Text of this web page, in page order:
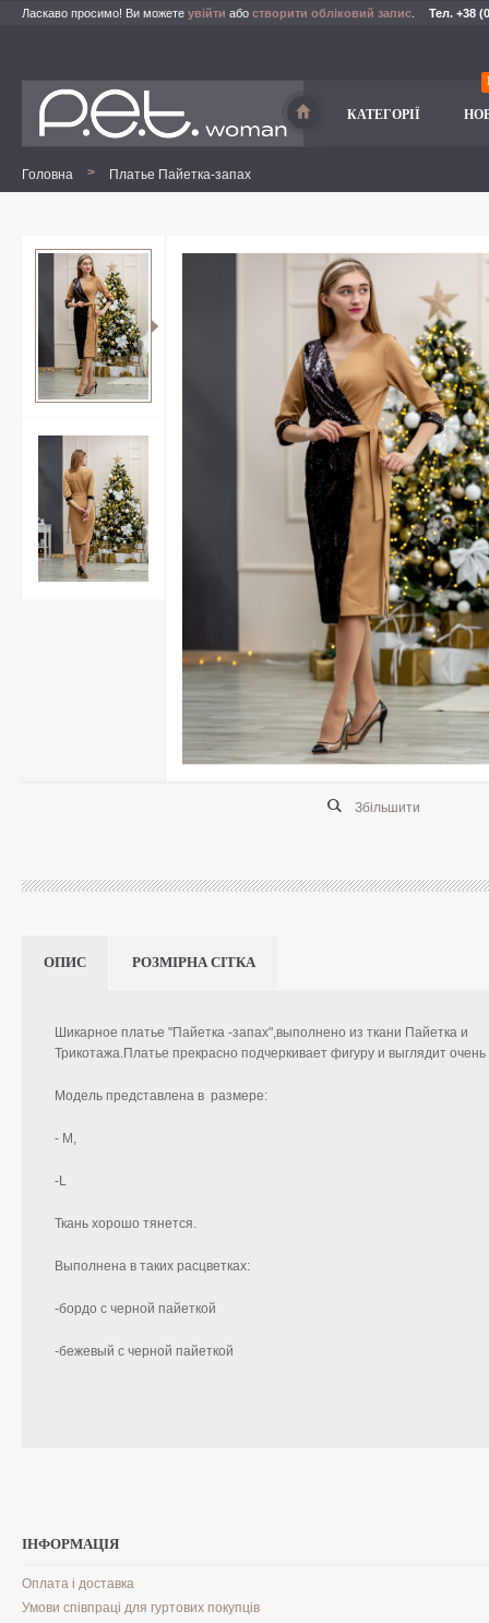
Ласкаво просимо! Ви можете увійти або створити обліковий запис Тел. +38
КАТЕГОРІЇ
Головна > Платье Пайетка-запах
Збільшити
ОПИС РОЗМІРНА СІТКА
Шикарное платье "Пайетка -запах",выполнено из ткани Пайетка и
Трикотажа.Платье прекрасно подчеркивает фигуру и выглядит
Модель представлена в размере:
- М,
-L
Ткань хорошо тянется.
Выполнена в таких расцветках:
-бордо с черной пайеткой
-бежевый с черной пайеткой
ІНФОРМАЦІЯ
Оплата і доставка
Умови співпраці для гуртових покупців